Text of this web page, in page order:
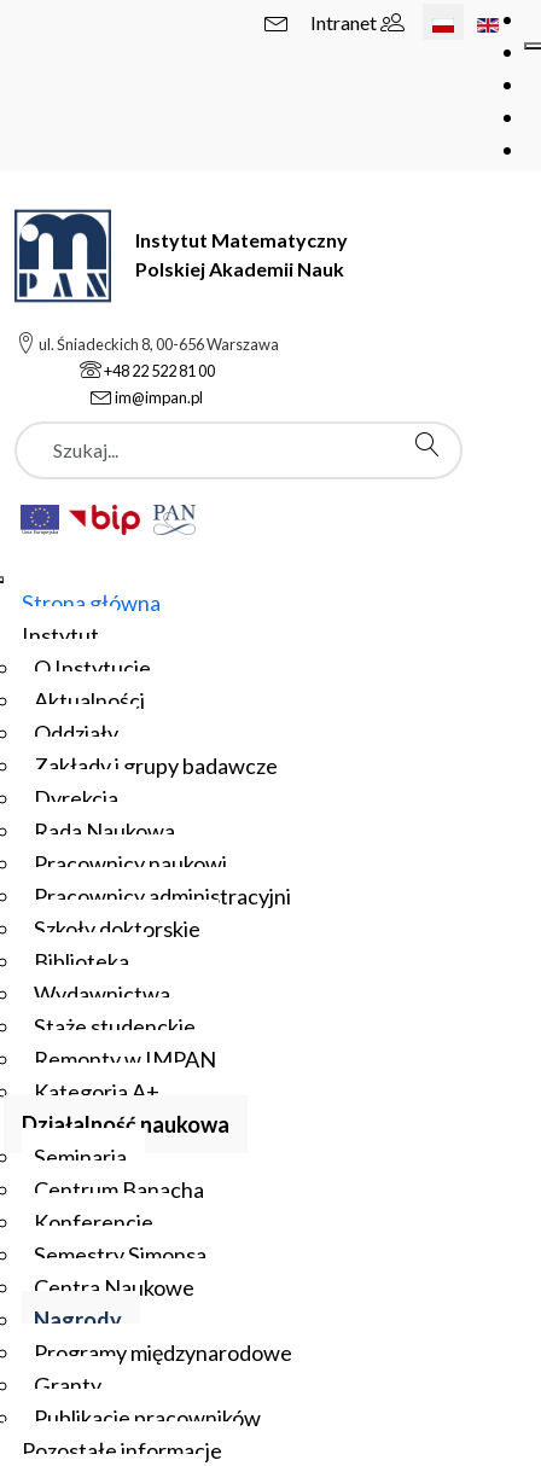
Wybierz swój
Intranet
Instytut Matematyczny
Polskiej Akademii Nauk
ul. Śniadeckich 8, 00-656 Warszawa
+48 22 522 81 00
im@impan.pl
Szukaj
Strona główna
Instytut
O Instytucie
Aktualności
Oddziały
Zakłady i grupy badawcze
Dyrekcja
Rada Naukowa
Pracownicy naukowi
Pracownicy administracyjni
Szkoły doktorskie
Biblioteka
Wydawnictwa
Staże studenckie
Remonty w IMPAN
Kategoria A+
Działalność naukowa
Seminaria
Centrum Banacha
Konferencje
Semestry Simonsa
Centra Naukowe
Nagrody
Programy międzynarodowe
Granty
Publikacje pracowników
Pozostałe informacje